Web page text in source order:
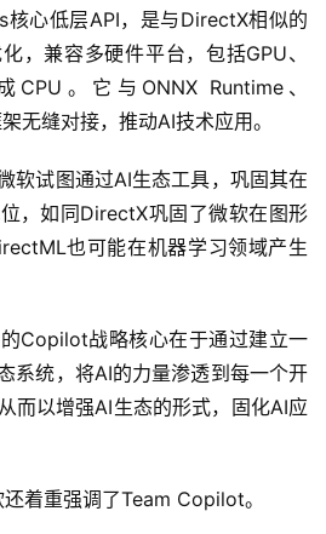
心低层API，是与DirectX相似的
，兼容多硬件平台，包括GPU、
。它与ONNX Runtime、
无缝对接，推动AI技术应用。
软试图通过AI生态工具，巩固其在
，如同DirectX巩固了微软在图形
也可能在机器学习领域产生
Copilot战略核心在于通过建立一
系统，将AI的力量渗透到每一个开
而以增强AI生态的形式，固化AI应
着重强调了Team Copilot。